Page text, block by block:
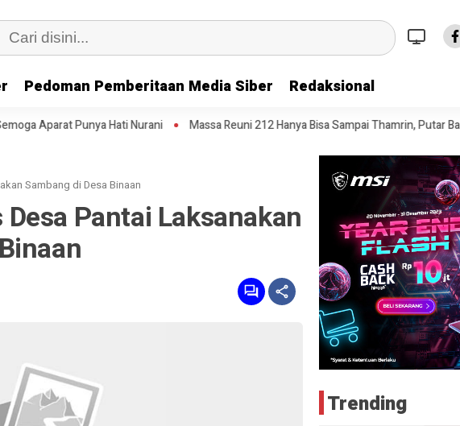
Pedoman Pemberitaan Media Siber Redaksional
Hati Nurani Massa Reuni 212 Hanya Bisa Sampai Thamrin, Putar Balik ke HI Sambil
Sambang di Desa Binaan
Pantai Laksanakan
Trending